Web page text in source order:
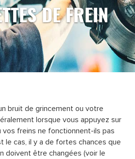
DE FREIN
bruit de grincement ou votre
lorsque vous appuyez sur
vos freins ne fonctionnent-ils pas
le cas, il y a de fortes chances que
doivent être changées (voir le